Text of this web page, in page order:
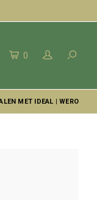
0
MET IDEAL | WERO